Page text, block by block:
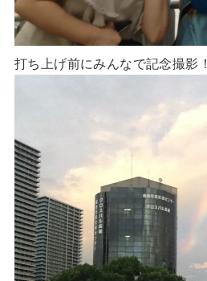
打ち上げ前にみんなで記念撮影！